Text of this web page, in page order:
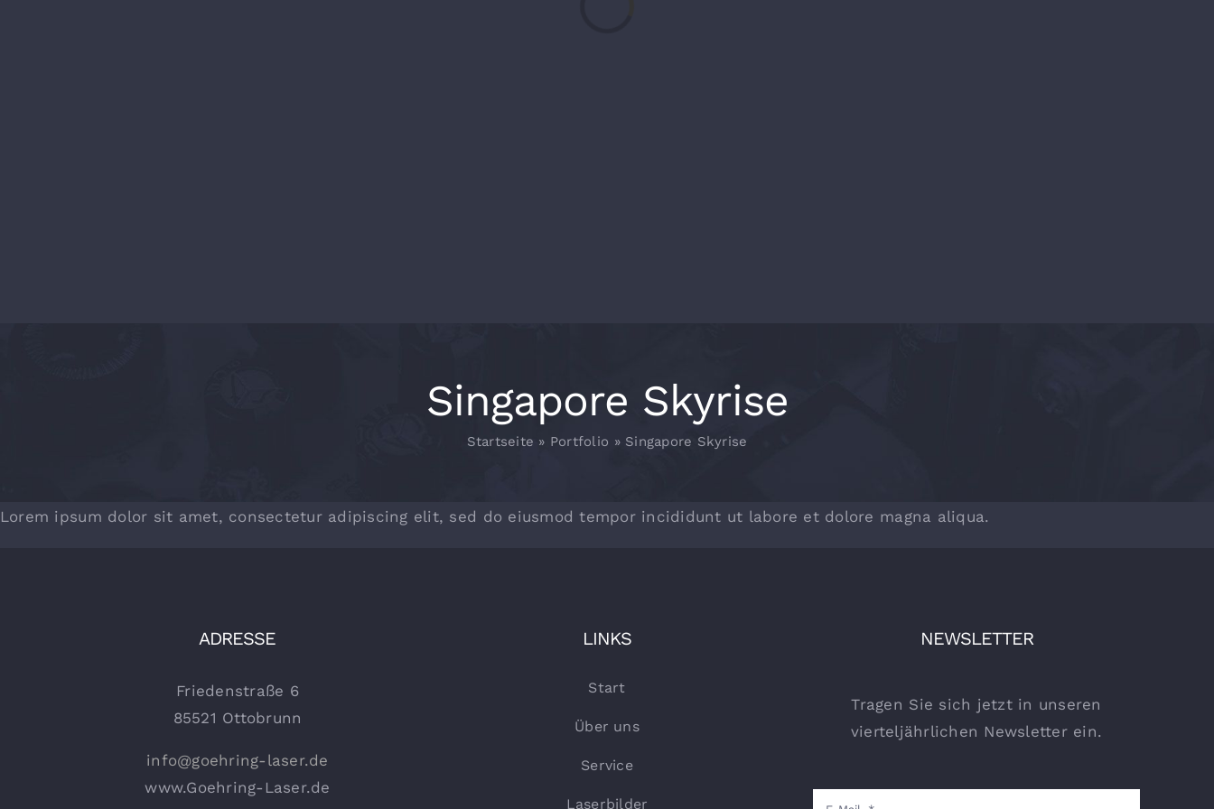
Singapore Skyrise
Startseite » Portfolio » Singapore Skyrise
Lorem ipsum dolor sit amet, consectetur adipiscing elit, sed do eiusmod tempor incididunt ut labore et dolore magna aliqua.
ADRESSE
Friedenstraße 6
85521 Ottobrunn
info@goehring-laser.de
www.Goehring-Laser.de
LINKS
Start
Über uns
Service
Laserbilder
NEWSLETTER
Tragen Sie sich jetzt in unseren
vierteljährlichen Newsletter ein.